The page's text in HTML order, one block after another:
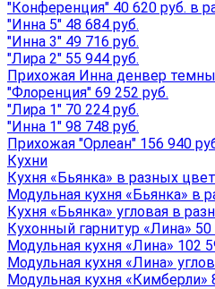
"Конференция" 40 620 руб. в
"Инна 5" 48 684 руб.
"Инна 3" 49 716 руб.
"Лира 2" 55 944 руб.
Прихожая Инна денвер
"Флоренция" 69 252 руб.
"Лира 1" 70 224 руб.
"Инна 1" 98 748 руб.
Прихожая "Орлеан" 156 940
Кухни
Кухня «Бьянка» в разных
Модульная кухня «Бьянка» в
Кухня «Бьянка» угловая в
Кухонный гарнитур «Лина» 50
Модульная кухня «Лина» 102
Модульная кухня «Лина»
Модульная кухня «Кимберли»